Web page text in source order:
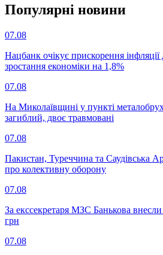
Популярнi новини
07.08
Нацбанк очікує прискорення інфляції
зростання економіки на 1,8%
07.08
На Миколаївщині у пункті
загиблий, двоє травмовані
07.08
Пакистан, Туреччина та Саудівська
про колективну оборону
07.08
За екссекретаря МЗС Банькова внесли
грн
07.08